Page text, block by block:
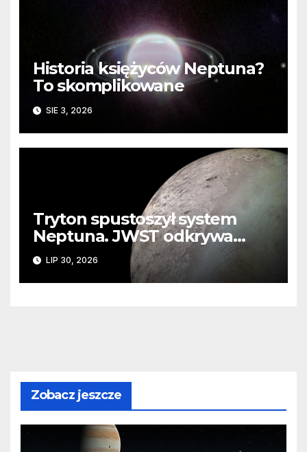
Historia księżyców Neptuna?
To skomplikowane
SIE 3, 2026
Tryton spustoszył system
Neptuna. JWST odkrywa
ślady kosmicznej katastrofy i
zaginionego lodu
LIP 30, 2026
Zobacz jeszcze